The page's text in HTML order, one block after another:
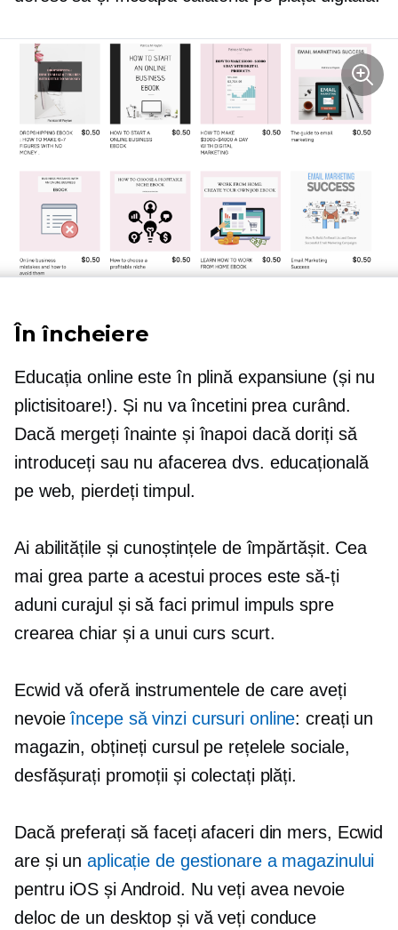
În încheiere
Educația online este în plină expansiune (și nu
plictisitoare!). Și nu va încetini prea curând.
Dacă mergeți înainte și înapoi dacă doriți să
introduceți sau nu afacerea dvs. educațională
pe web, pierdeți timpul.
Ai abilitățile și cunoștințele de împărtășit. Cea
mai grea parte a acestui proces este să-ți
aduni curajul și să faci primul impuls spre
crearea chiar și a unui curs scurt.
Ecwid vă oferă instrumentele de care aveți
nevoieîncepe să vinzi cursuri online: creați un
magazin, obțineți cursul pe rețelele sociale,
desfășurați promoții și colectați plăți.
Dacă preferați să faceți afaceri din mers, Ecwid
are și unaplicație de gestionare a magazinului
pentru iOS și Android. Nu veți avea nevoie
deloc de un desktop și vă veți conduce